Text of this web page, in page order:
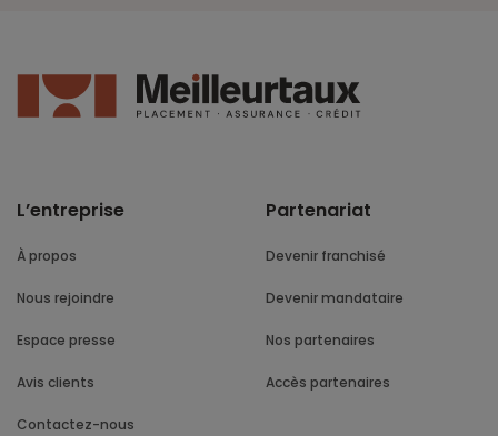
L’entreprise
À propos
Nous rejoindre
Espace presse
Avis clients
Contactez-nous
Partenariat
Devenir franchisé
Devenir mandataire
Nos partenaires
Accès partenaires